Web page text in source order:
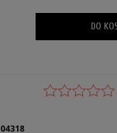
DO
04318